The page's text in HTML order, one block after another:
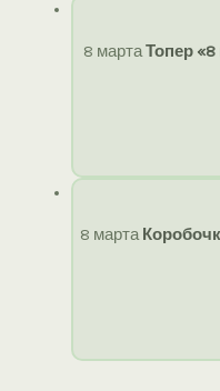
8 мартаТопер «8
8 марта